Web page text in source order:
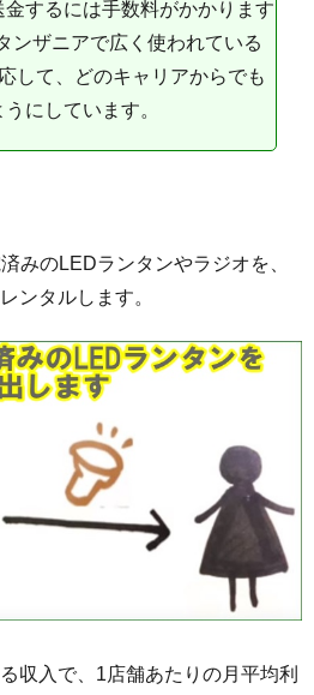
するには手数料がかかります
ンザニアで広く使われている
して、どのキャリアからでも
にしています。
みのLEDランタンやラジオを、
ンタルします。
収入で、1店舗あたりの月平均利